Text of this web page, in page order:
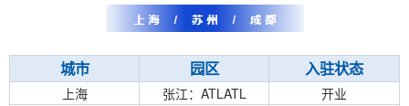
城市 园区 入驻状态
上海 张江：ATLATL
开业